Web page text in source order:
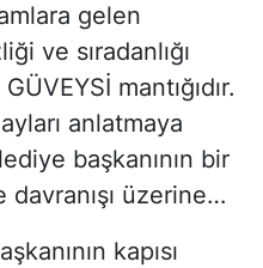
gelen
ve sıradanlığı
mantığıdır.
anlatmaya
başkanının bir
üzerine…
kapısı